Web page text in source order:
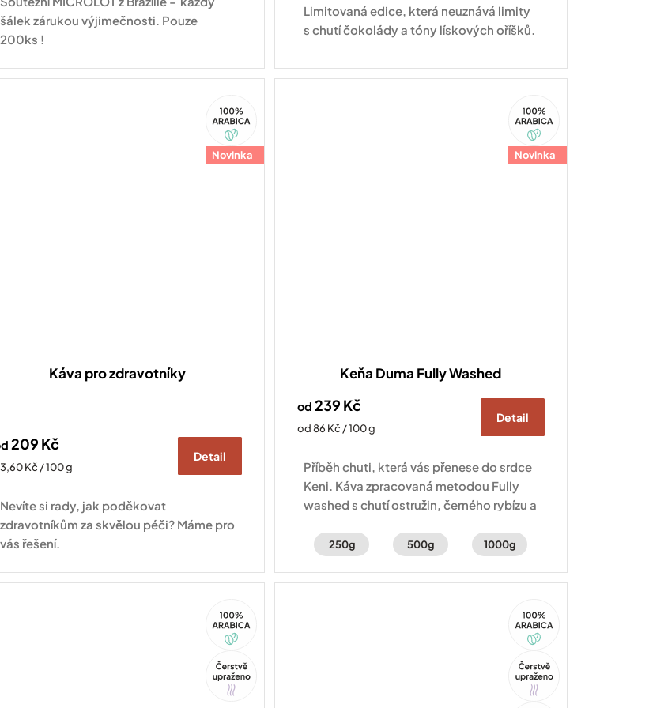
šálek zárukou výjimečnosti. Pouze
200ks !
Limitovaná edice, která neuznává limity
s chutí čokolády a tóny lískových oříšků.
Arabica
Novinka
Káva pro zdravotníky
209 Kč
Kč / 100 g
Detail
Nevíte si rady, jak poděkovat
zdravotníkům za skvělou péči? Máme pro
vás řešení.
Arabica
Novinka
Keňa Duma Fully Washed
od 239 Kč
Měrná
od 86 Kč / 100 g
Detail
Příběh chuti, která vás přenese do srdce
Keni. Káva zpracovaná metodou Fully
washed s chutí ostružin, černého rybízu a
250g 500g 1000g
Arabica
Tip Tip
Arabica